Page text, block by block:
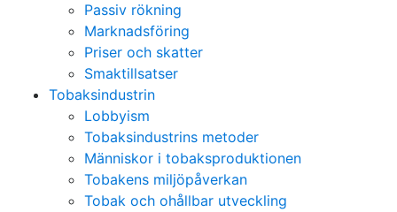
Passiv rökning
Marknadsföring
Priser och skatter
Smaktillsatser
Tobaksindustrin
Lobbyism
Tobaksindustrins metoder
Människor i tobaksproduktionen
Tobakens miljöpåverkan
Tobak och ohållbar utveckling